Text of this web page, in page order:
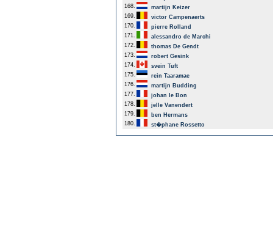
168.
martijn Keizer
169.
victor Campenaerts
170.
pierre Rolland
171.
alessandro de Marchi
172.
thomas De Gendt
173.
robert Gesink
174.
svein Tuft
175.
rein Taaramae
176.
martijn Budding
177.
johan le Bon
178.
jelle Vanendert
179.
ben Hermans
180.
st�phane Rossetto